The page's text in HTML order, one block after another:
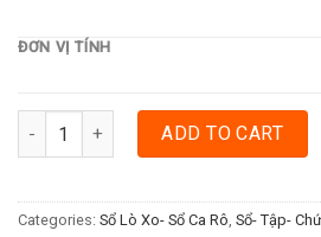
ĐƠN VỊ TÍNH
SỔ CARO 25 X 33CM - 340 TRANG
ADD TO CART
Categories: Sổ Lò Xo- Sổ Ca Rô Sổ- Tập-